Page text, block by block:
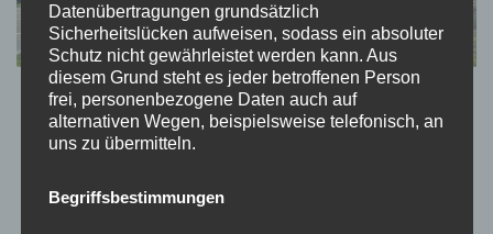
Datenübertragungen grundsätzlich
Sicherheitslücken aufweisen, sodass ein absoluter
Schutz nicht gewährleistet werden kann. Aus
diesem Grund steht es jeder betroffenen Person
frei, personenbezogene Daten auch auf
alternativen Wegen, beispielsweise telefonisch, an
uns zu übermitteln.
Begriffsbestimmungen